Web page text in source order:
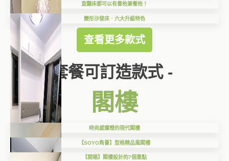
直翻床都可以有書枱兼餐枱！
變形沙發床．六大升級特色
查看更多款式
套餐可訂造款式 -
閣樓
時尚感爆燈的現代閣樓
【SOYO雋薈】型格精品風閣樓
【開箱】閣樓設計的7個重點